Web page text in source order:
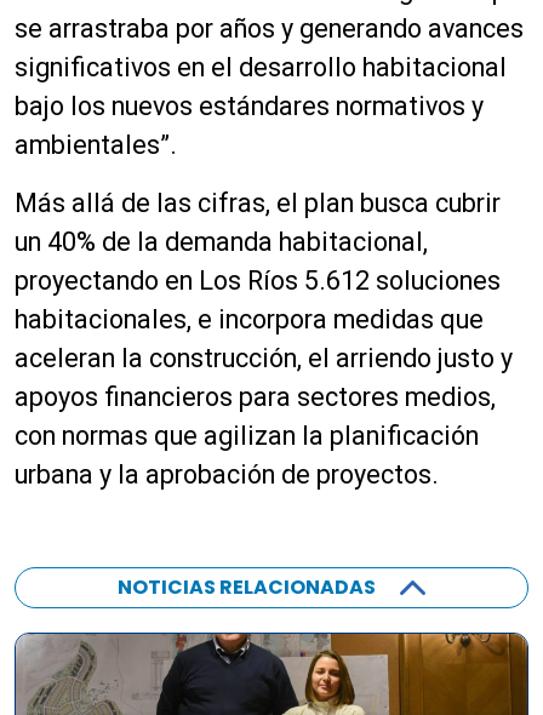
se arrastraba por años y generando avances
significativos en el desarrollo habitacional
bajo los nuevos estándares normativos y
ambientales”.
Más allá de las cifras, el plan busca cubrir
un 40% de la demanda habitacional,
proyectando en Los Ríos 5.612 soluciones
habitacionales, e incorpora medidas que
aceleran la construcción, el arriendo justo y
apoyos financieros para sectores medios,
con normas que agilizan la planificación
urbana y la aprobación de proyectos.
NOTICIAS RELACIONADAS